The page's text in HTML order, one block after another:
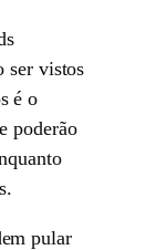
ser vistos
é o
poderão
pular